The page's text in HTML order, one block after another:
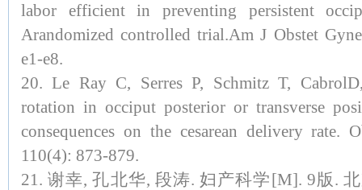
labor efficient in preventing persistent
Arandomized controlled trial.Am J Obstet
e1-e8.
20. Le Ray C, Serres P, Schmitz T,
rotation in occiput posterior or transverse
consequences on the cesarean delivery rate.
110(4): 873-879.
21. 谢幸, 孔北华, 段涛. 妇产科学[M]. 9版.